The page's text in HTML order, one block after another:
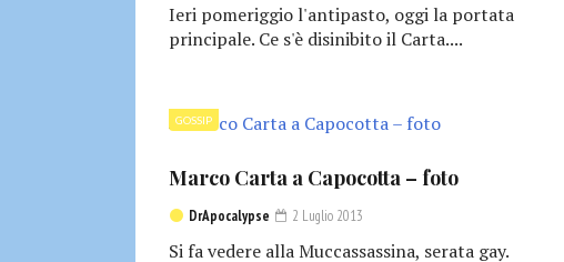
Ieri pomeriggio l'antipasto, oggi la portata
principale. Ce s'è disinibito il Carta....
GOSSIP
Marco Carta a Capocotta – foto
DrApocalypse 2 Luglio 2013
Si fa vedere alla Muccassassina, serata gay.